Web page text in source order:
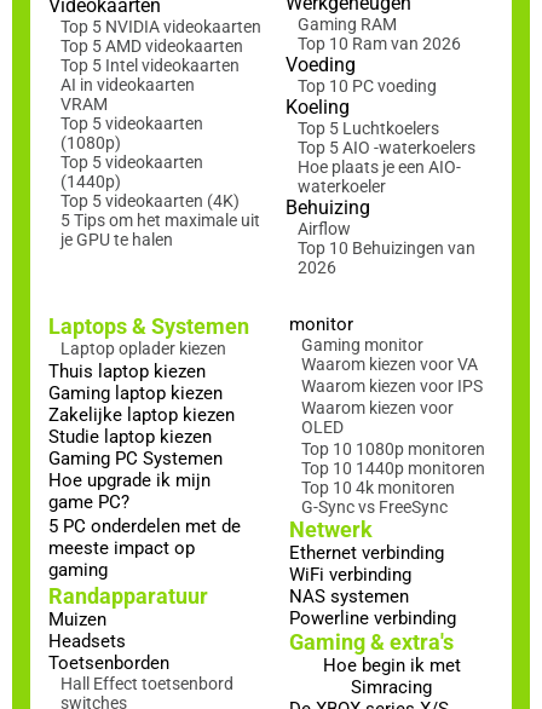
Videokaarten
Top 5 NVIDIA videokaarten
Top 5 AMD videokaarten
Top 5 Intel videokaarten
AI in videokaarten
VRAM
Top 5 videokaarten
(1080p)
Top 5 videokaarten
(1440p)
Top 5 videokaarten (4K)
5 Tips om het maximale uit
je GPU te halen
Gaming RAM
Top 10 Ram van 2026
Voeding
Top 10 PC voeding
Koeling
Top 5 Luchtkoelers
Top 5 AIO -waterkoelers
Hoe plaats je een AIO-
waterkoeler
Behuizing
Airflow
Top 10 Behuizingen van
2026
Laptops & Systemen
Laptop oplader kiezen
Thuis laptop kiezen
Gaming laptop kiezen
Zakelijke laptop kiezen
Studie laptop kiezen
Gaming PC Systemen
Hoe upgrade ik mijn
game PC?
5 PC onderdelen met de
meeste impact op
gaming
Randapparatuur
Muizen
Headsets
Toetsenborden
Hall Effect toetsenbord
switches
monitor
Gaming monitor
Waarom kiezen voor VA
Waarom kiezen voor IPS
Waarom kiezen voor
OLED
Top 10 1080p monitoren
Top 10 1440p monitoren
Top 10 4k monitoren
G-Sync vs FreeSync
Netwerk
Ethernet verbinding
WiFi verbinding
NAS systemen
Powerline verbinding
Gaming & extra's
Hoe begin ik met
Simracing